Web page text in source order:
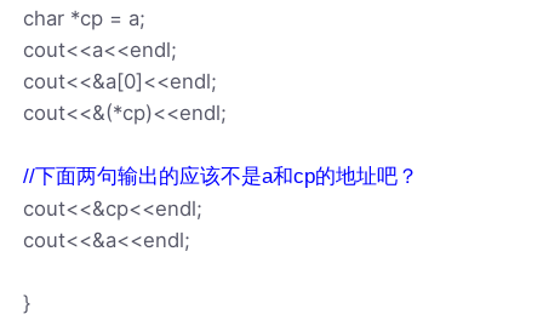
char *cp = a;
cout<<a<<endl;
cout<<&a[0]<<endl;
cout<<&(*cp)<<endl;
//下面两句输出的应该不是a和cp的地址吧？
cout<<&cp<<endl;
cout<<&a<<endl;
}